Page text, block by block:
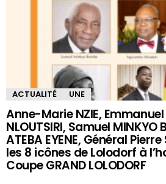
ACTUALITÉ UNE
Anne-Marie NZIE, Emmanuel
NLOUTSIRI, Samuel
ATEBA EYENE, Général
les 8 icônes de Lolodorf à
Coupe GRAND LOLODORF